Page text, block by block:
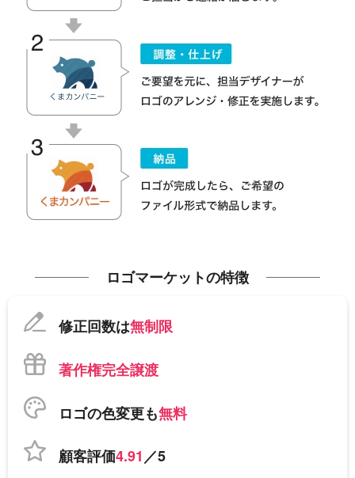
ロゴマーケットの特徴
修正回数は無制限
著作権完全譲渡
ロゴの色変更も無料
顧客評価4.91／5